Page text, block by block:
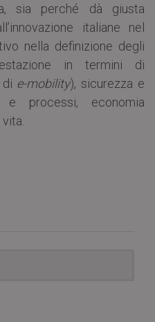
sia perché dà giusta
italiane nel
nella definizione degli
in termini di
e-mobility), sicurezza e
e processi, economia